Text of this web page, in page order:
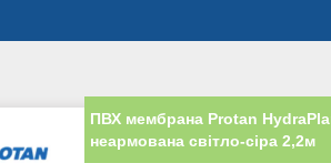
ПВХ мембрана Protan
неармована світло-сіра 2,2м